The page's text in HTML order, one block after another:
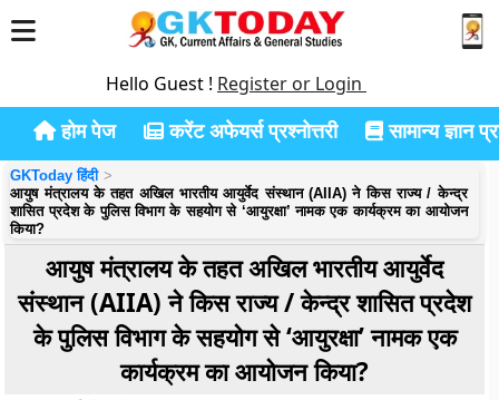
Hello Guest ! Register or Login
होम पेज करेंट अफेयर्स प्रश्नोत्तरी सामान्य ज्ञान
GKToday हिंदी
आयुष मंत्रालय के तहत अखिल भारतीय आयुर्वेद संस्थान (AIIA) ने किस राज्य / केन्द्र
शासित प्रदेश के पुलिस विभाग के सहयोग से ‘आयुरक्षा’ नामक एक कार्यक्रम का आयोजन
किया?
आयुष मंत्रालय के तहत अखिल भारतीय आयुर्वेद
संस्थान (AIIA) ने किस राज्य / केन्द्र शासित प्रदेश
के पुलिस विभाग के सहयोग से ‘आयुरक्षा’ नामक एक
कार्यक्रम का आयोजन किया?